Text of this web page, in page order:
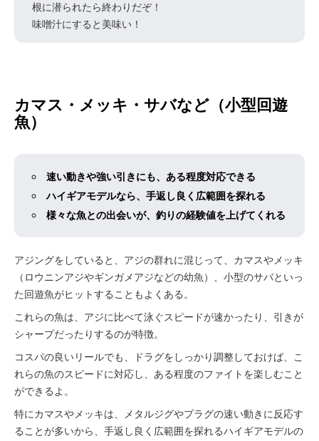
根に潜られたら終わりだぞ！
味噌汁にすると美味い！
カマス・メッキ・サバなど（小型回遊
魚）
速い動きや強い引きにも、ある程度対応できる
ハイギアモデルなら、手返し良く広範囲を探れる
様々な魚との出会いが、釣りの経験値を上げてくれる
アジングをしていると、アジの群れに混じって、カマスやメッキ
（ロウニンアジやギンガメアジなどの幼魚）、小型のサバといっ
た回遊魚がヒットすることもよくある。
これらの魚は、アジに比べて泳ぐスピードが速かったり、引きが
シャープだったりするのが特徴。
コスパの良いリールでも、ドラグをしっかり調整しておけば、こ
れらの魚のスピードに対応し、ある程度のファイトを楽しむこと
ができるよ。
特にカマスやメッキは、メタルジグやプラグの速い動きに反応す
ることが多いから、手返し良く広範囲を探れるハイギアモデルの